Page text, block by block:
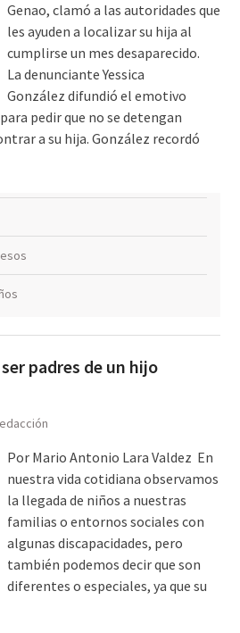
Genao, clamó a las autoridades que
les ayuden a localizar su hija al
cumplirse un mes desaparecido.
La denunciante Yessica
González difundió el emotivo
pedir que no se detengan
a su hija. González recordó
padres de un hijo
Por Mario Antonio Lara Valdez En
nuestra vida cotidiana observamos
la llegada de niños a nuestras
familias o entornos sociales con
algunas discapacidades, pero
también podemos decir que son
diferentes o especiales, ya que su